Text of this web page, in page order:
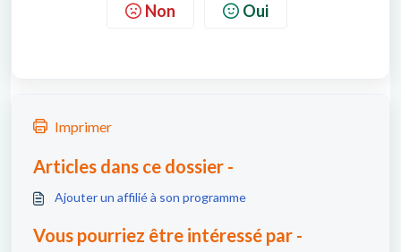
Non Oui
Imprimer
Articles dans ce dossier -
Ajouter un affilié à son programme
Vous pourriez être intéressé par -